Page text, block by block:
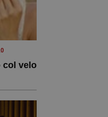
col velo